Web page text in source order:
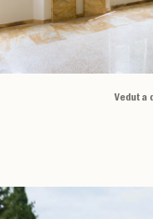
Veduta